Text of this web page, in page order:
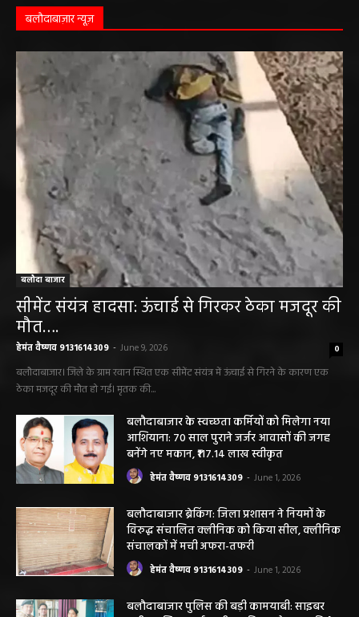
बलौदाबाज़ार न्यूज़
बलौदा बाजार
सीमेंट संयंत्र हादसा: ऊंचाई से गिरकर ठेका मजदूर की
मौत….
हेमंत वैष्णव 9131614309 - June 9, 2026 0
बलौदाबाजार। जिले के ग्राम रवान स्थित एक सीमेंट संयंत्र में ऊंचाई से गिरने के कारण एक
ठेका मजदूर की मौत हो गई। मृतक की...
बलौदाबाजार के स्वच्छता कर्मियों को मिलेगा नया
आशियाना: 70 साल पुराने जर्जर आवासों की जगह
बनेंगे नए मकान, ₹117.14 लाख स्वीकृत
हेमंत वैष्णव 9131614309 - June 1, 2026
बलौदाबाजार ब्रेकिंग: जिला प्रशासन ने नियमों के
विरुद्ध संचालित क्लीनिक को किया सील, क्लीनिक
संचालकों में मची अफरा-तफरी
हेमंत वैष्णव 9131614309 - June 1, 2026
बलौदाबाजार पुलिस की बड़ी कामयाबी: साइबर